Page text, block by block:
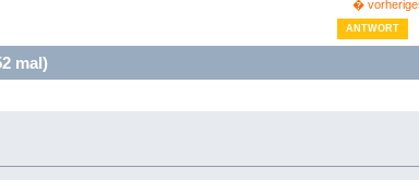
�
ANTWORT
mal)